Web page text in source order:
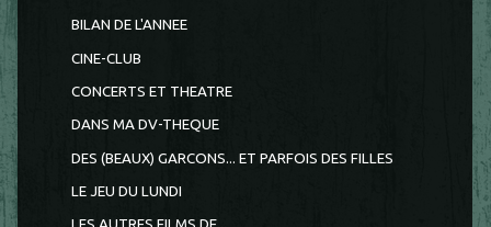
BILAN DE L'ANNEE
CINE-CLUB
CONCERTS ET THEATRE
DANS MA DV-THEQUE
DES (BEAUX) GARCONS... ET PARFOIS DES FILLES
LE JEU DU LUNDI